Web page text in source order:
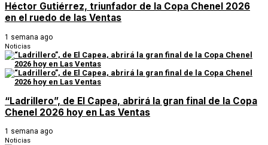
Héctor Gutiérrez, triunfador de la Copa Chenel 2026
en el ruedo de las Ventas
1 semana ago
Noticias
“Ladrillero”, de El Capea, abrirá la gran final de la Copa
Chenel 2026 hoy en Las Ventas
1 semana ago
Noticias